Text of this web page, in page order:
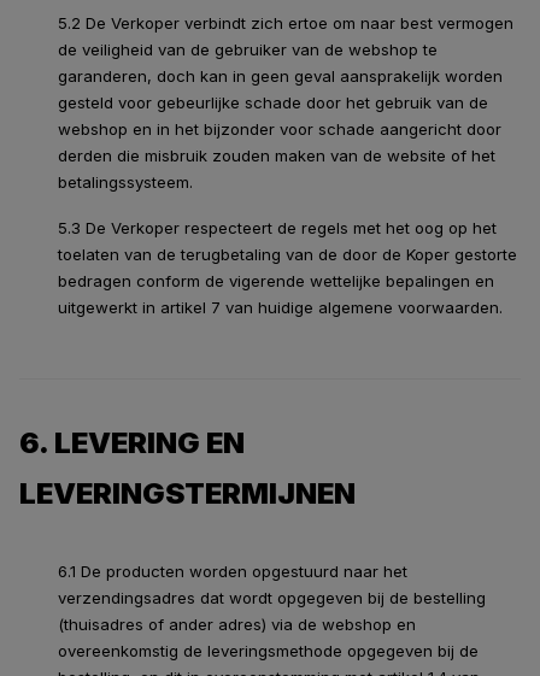
5.2 De Verkoper verbindt zich ertoe om naar best vermogen
de veiligheid van de gebruiker van de webshop te
garanderen, doch kan in geen geval aansprakelijk worden
gesteld voor gebeurlijke schade door het gebruik van de
webshop en in het bijzonder voor schade aangericht door
derden die misbruik zouden maken van de website of het
betalingssysteem.
5.3 De Verkoper respecteert de regels met het oog op het
toelaten van de terugbetaling van de door de Koper gestorte
bedragen conform de vigerende wettelijke bepalingen en
uitgewerkt in artikel 7 van huidige algemene voorwaarden.
6. LEVERING EN
LEVERINGSTERMIJNEN
6.1 De producten worden opgestuurd naar het
verzendingsadres dat wordt opgegeven bij de bestelling
(thuisadres of ander adres) via de webshop en
overeenkomstig de leveringsmethode opgegeven bij de